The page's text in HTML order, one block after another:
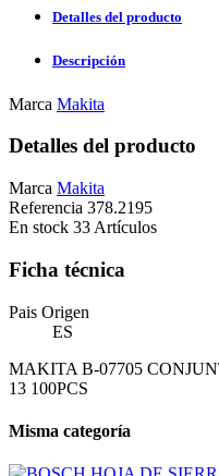
Detalles del producto
Descripción
Marca Makita
Detalles del producto
Marca Makita
Referencia 378.2195
En stock 33 Artículos
Ficha técnica
Pais Origen
ES
MAKITA B-07705
13 100PCS
Misma categoría